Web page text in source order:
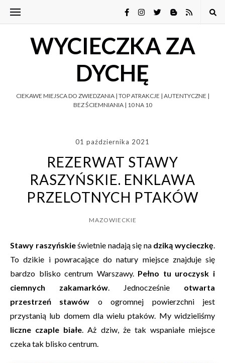
WYCIECZKA ZA
DYCHĘ
CIEKAWE MIEJSCA DO ZWIEDZANIA | TOP ATRAKCJE | AUTENTYCZNE |
BEZ ŚCIEMNIANIA | 10 NA 10
01 października 2021
REZERWAT STAWY
RASZYŃSKIE. ENKLAWA
PRZELOTNYCH PTAKÓW
MAZOWIECKIE
Stawy raszyńskieświetnie nadają się na dziką wycieczkę.
To dzikie i powracające do natury miejsce znajduje się
bardzo blisko centrum Warszawy. Pełno tu uroczysk i
ciemnych zakamarków. Jednocześnie otwarta
przestrzeń stawów o ogromnej powierzchni jest
przystanią lub domem dla wielu ptaków. My widzieliśmy
liczne czaple białe. Aż dziw, że tak wspaniałe miejsce
czeka tak blisko centrum.